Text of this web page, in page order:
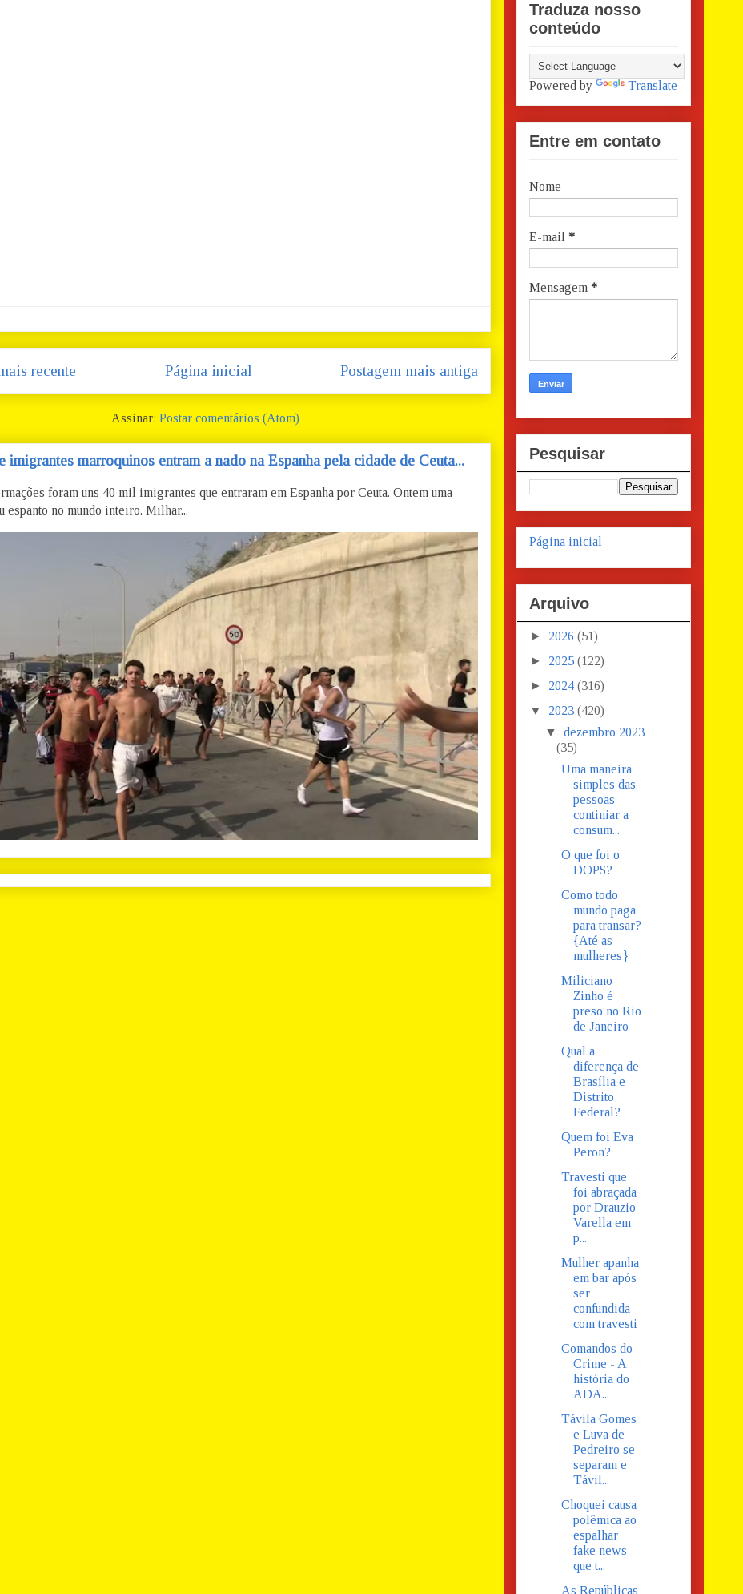
recente Postagem mais antiga
Página inicial
Assinar: Postar comentários (Atom)
imigrantes marroquinos entram a nado na Espanha pela cidade de Ceuta...
foram uns 40 mil imigrantes que entraram em Espanha por Ceuta. Ontem uma
espanto no mundo inteiro. Milhar...
Traduza nosso
conteúdo
Powered by Translate
Entre em contato
Nome
E-mail *
Mensagem *
Pesquisar
Página inicial
Arquivo
► 2026 (51)
► 2025 (122)
► 2024 (316)
▼ 2023 (420)
▼dezembro 2023
(35)
Uma maneira
simples das
pessoas
continiar a
consum...
O que foi o
DOPS?
Como todo
mundo paga
para transar?
{Até as
mulheres}
Miliciano
Zinho é
preso no Rio
de Janeiro
Qual a
diferença de
Brasília e
Distrito
Federal?
Quem foi Eva
Peron?
Travesti que
foi abraçada
por Drauzio
Varella em
p...
Mulher apanha
em bar após
ser
confundida
com travesti
Comandos do
Crime - A
história do
ADA...
Távila Gomes
e Luva de
Pedreiro se
separam e
Távil...
Choquei causa
polêmica ao
espalhar
fake news
que t...
As Repúblicas